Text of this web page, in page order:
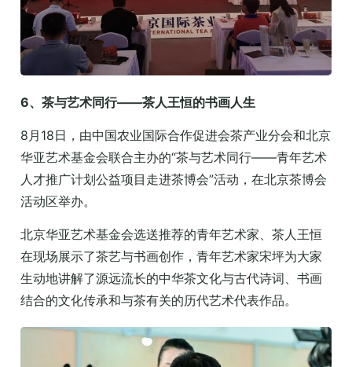
6、茶与艺术同行——茶人王恒的书画人生
8月18日，由中国农业国际合作促进会茶产业分会和北京
华亚艺术基金会联合主办的“茶与艺术同行——青年艺术
人才推广计划公益项目走进茶博会”活动，在北京茶博会
活动区举办。
北京华亚艺术基金会选送推荐的青年艺术家、茶人王恒
在现场展示了茶艺与书画创作，青年艺术家宋坪为大家
生动地讲解了源远流长的中华茶文化与古代诗词、书画
结合的文化传承和与茶有关的历代艺术代表作品。